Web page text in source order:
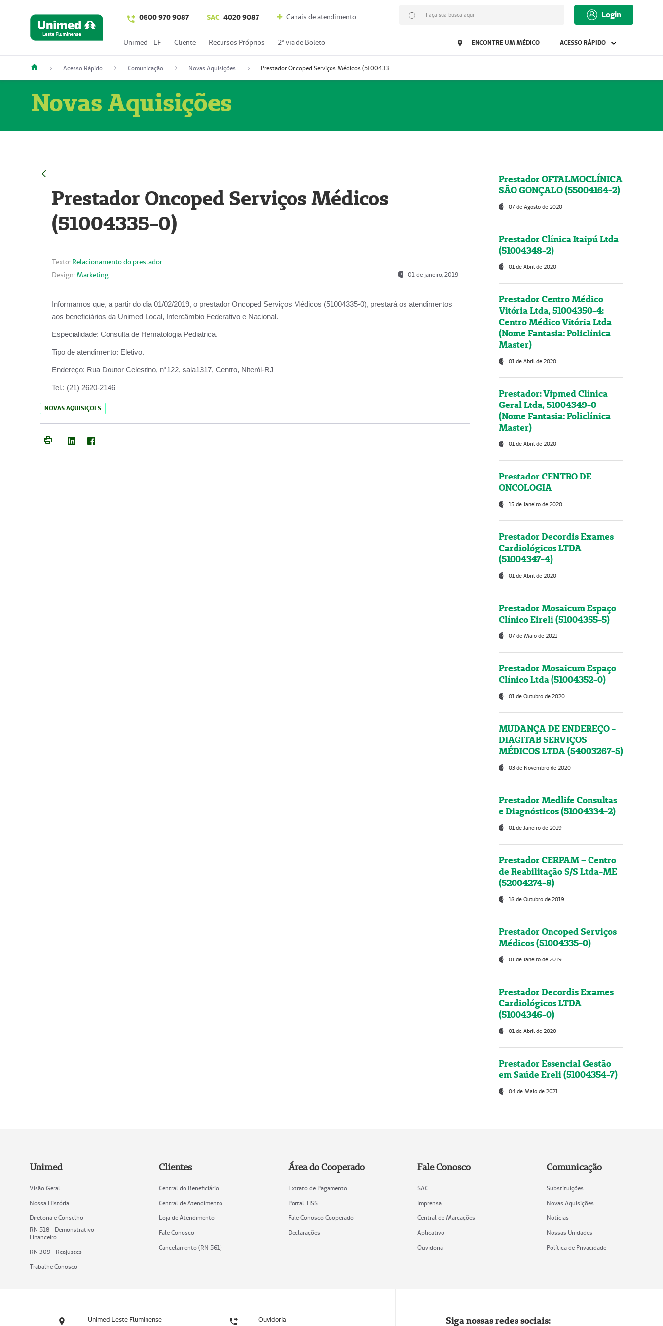
0800 970 9087 SAC 4020 9087 Canais de atendimento Faça sua busca aqui Login
Unimed - LF Cliente Recursos Próprios 2º via de Boleto ENCONTRE UM MÉDICO ACESSO RÁPIDO
Acesso Rápido Comunicação Novas Aquisições Prestador Oncoped Serviços Médicos (51004335-0)
Novas Aquisições
Prestador Oncoped Serviços Médicos
(51004335-0)
Texto: Relacionamento do prestador
Design: Marketing 01 de janeiro, 2019
Informamos que, a partir do dia 01/02/2019, o prestador Oncoped Serviços Médicos (51004335-0), prestará os atendimentos
aos beneficiários da Unimed Local, Intercâmbio Federativo e Nacional.
Especialidade: Consulta de Hematologia Pediátrica.
Tipo de atendimento: Eletivo.
Endereço: Rua Doutor Celestino, n°122, sala1317, Centro, Niterói-RJ
Tel.: (21) 2620-2146
NOVAS AQUISIÇÕES
Prestador OFTALMOCLÍNICA
SÃO GONÇALO (55004164-2)
07 de Agosto de 2020
Prestador Clínica Itaipú Ltda
(51004348-2)
01 de Abril de 2020
Prestador Centro Médico
Vitória Ltda, 51004350-4:
Centro Médico Vitória Ltda
(Nome Fantasia: Policlínica
Master)
01 de Abril de 2020
Prestador: Vipmed Clínica
Geral Ltda, 51004349-0
(Nome Fantasia: Policlínica
Master)
01 de Abril de 2020
Prestador CENTRO DE
ONCOLOGIA
15 de Janeiro de 2020
Prestador Decordis Exames
Cardiológicos LTDA
(51004347-4)
01 de Abril de 2020
Prestador Mosaicum Espaço
Clínico Eireli (51004355-5)
07 de Maio de 2021
Prestador Mosaicum Espaço
Clínico Ltda (51004352-0)
01 de Outubro de 2020
MUDANÇA DE ENDEREÇO -
DIAGITAB SERVIÇOS
MÉDICOS LTDA (54003267-5)
03 de Novembro de 2020
Prestador Medlife Consultas
e Diagnósticos (51004334-2)
01 de Janeiro de 2019
Prestador CERPAM – Centro
de Reabilitação S/S Ltda-ME
(52004274-8)
18 de Outubro de 2019
Prestador Oncoped Serviços
Médicos (51004335-0)
01 de Janeiro de 2019
Prestador Decordis Exames
Cardiológicos LTDA
(51004346-0)
01 de Abril de 2020
Prestador Essencial Gestão
em Saúde Ereli (51004354-7)
04 de Maio de 2021
Unimed
Visão Geral
Nossa História
Diretoria e Conselho
RN 518 - Demonstrativo
Financeiro
RN 309 - Reajustes
Trabalhe Conosco
Clientes
Central do Beneficiário
Central de Atendimento
Loja de Atendimento
Fale Conosco
Cancelamento (RN 561)
Área do Cooperado
Extrato de Pagamento
Portal TISS
Fale Conosco Cooperado
Declarações
Fale Conosco
SAC
Imprensa
Central de Marcações
Aplicativo
Ouvidoria
Comunicação
Substituições
Novas Aquisições
Notícias
Nossas Unidades
Política de Privacidade
Unimed Leste Fluminense Ouvidoria Siga nossas redes sociais: